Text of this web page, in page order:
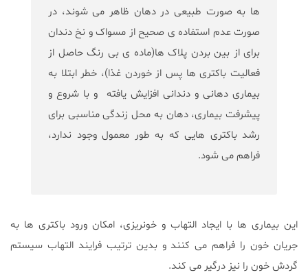
ها به صورت طبیعی در دهان ظاهر می شوند، در
صورت عدم استفاده ی صحیح از مسواک و نخ دندان
برای از بین بردن پلاک ها(ماده ی بی رنگ حاصل از
فعالیت باکتری ها پس از خوردن غذا)، خطر ابتلا به
بیماری دهانی و دندانی افزایش یافته و با شروع و
پیشرفت بیماری، دهان به محل زندگی مناسبی برای
رشد باکتری هایی که به طور معمول وجود ندارد،
فراهم می شود.
این بیماری ها با ایجاد التهاب و خونریزی، امکان ورود باکتری ها به
جریان خون را فراهم می کنند و بدین ترتیب فرایند التهاب سیستم
گردش خون را نیز درگیر می کند.